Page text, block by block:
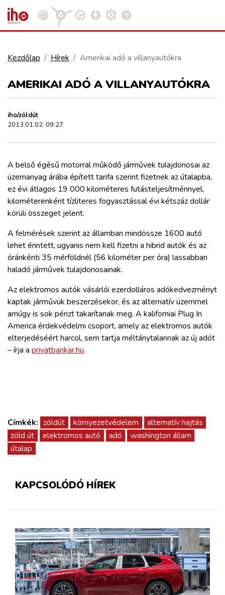
KÖZLEKEDÉSFEJLESZTÉS
ELLÁTÁSI LÁNC
ZÖLDÚT
HAJÓZÁS
BLOG
ARCHÍVUM
WEBSHOP
Kezdőlap Hírek Amerikai adó a villanyautókra
AMERIKAI ADÓ A VILLANYAUTÓKRA
iho/zöldút
2013.01.02. 09:27
A belső égésű motorral működő járművek tulajdonosai az
üzemanyag árába épített tarifa szerint fizetnek az útalapba,
ez évi átlagos 19 000 kilométeres futásteljesítménnyel,
kilométerenként tízliteres fogyasztással évi kétszáz dollár
körüli összeget jelent.
A felmérések szerint az államban mindössze 1600 autó
lehet érintett, ugyanis nem kell fizetni a hibrid autók és az
óránkénti 35 mérföldnél (56 kilométer per óra) lassabban
haladó járművek tulajdonosainak.
Az elektromos autók vásárlói ezerdolláros adókedvezményt
kaptak járművük beszerzésekor, és az alternatív üzemmel
amúgy is sok pénzt takarítanak meg. A kaliforniai Plug In
America érdekvédelmi csoport, amely az elektromos autók
elterjedéséért harcol, sem tartja méltánytalannak az új adót
– írja a privatbankar.hu.
Címkék: zöldút környezetvédelem
alternatív hajtás
zöld út
elektromos autó adó
washington állam
útalap
KAPCSOLÓDÓ HÍREK